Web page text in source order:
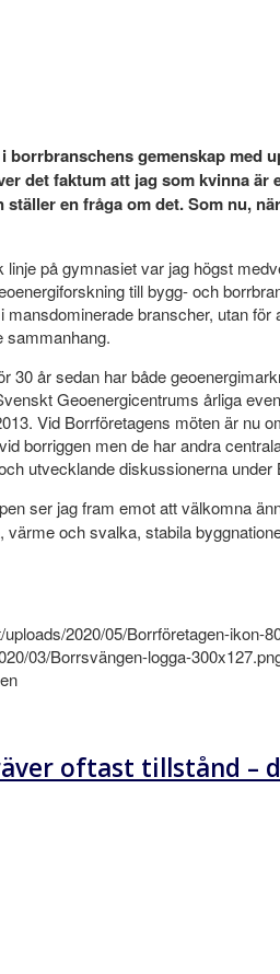
borrbranschens gemenskap med
det faktum att jag som kvinna
en fråga om det. Som nu,
på gymnasiet var jag högst
till bygg- och
branscher, utan
sammanhang.
30 år sedan har både
Geoenergicentrums årliga
Vid Borrföretagens möten är nu
borriggen men de har andra
utvecklande diskussionerna under
ser jag fram emot att välkomna
och svalka, stabila
2020/05/Borrföretagen-ikon-
03/Borrsvängen-logga-
oftast tillstånd –